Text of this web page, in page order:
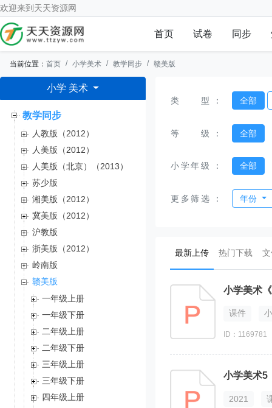
欢迎来到 天天资源网
首页 试卷 同步
当前位置： 首页 小学美术 教学同步 赣美版
小学 美术
教学同步
人教版（2012）
人美版（2012）
人美版（北京）（2013）
苏少版
湘美版（2012）
冀美版（2012）
沪教版
浙美版（2012）
岭南版
赣美版
一年级上册
一年级下册
二年级上册
二年级下册
三年级上册
三年级下册
四年级上册
类型 ： 全部
等级 ： 全部
小学年级 ： 全部
更多筛选 ： 年份
最新上传(current)
热门下载
小学美术
课件
ID：1169781
小学美术5
2021